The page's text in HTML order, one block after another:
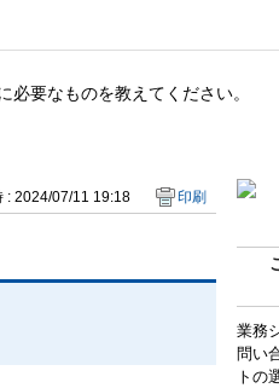
要なものを教えてください。
業務
問い
トの
: 2024/07/11 19:18 印刷